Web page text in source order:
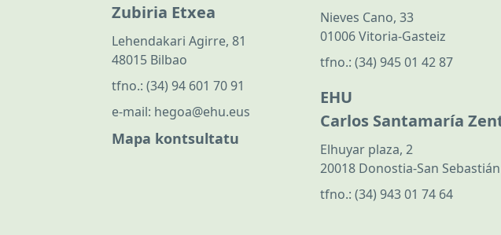
Zubiria Etxea
Lehendakari Agirre, 81
48015 Bilbao
tfno.: (34) 94 601 70 91
e-mail: hegoa@ehu.eus
Mapa kontsultatu
Nieves Cano, 33
01006 Vitoria-Gasteiz
tfno.: (34) 945 01 42 87
EHU
Carlos Santamaría
Elhuyar plaza, 2
20018 Donostia-San Sebastián
tfno.: (34) 943 01 74 64